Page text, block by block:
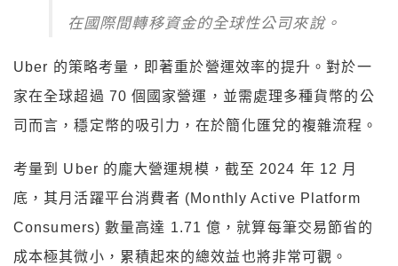
在國際間轉移資金的全球性公司來說。
Uber 的策略考量，即著重於營運效率的提升。對於一
家在全球超過 70 個國家營運，並需處理多種貨幣的公
司而言，穩定幣的吸引力，在於簡化匯兌的複雜流程。
考量到 Uber 的龐大營運規模，截至 2024 年 12 月
底，其月活躍平台消費者 (Monthly Active Platform
Consumers) 數量高達 1.71 億，就算每筆交易節省的
成本極其微小，累積起來的總效益也將非常可觀。